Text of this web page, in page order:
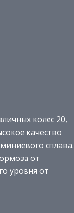
колес 20,
качество
сплава.
от
уровня от